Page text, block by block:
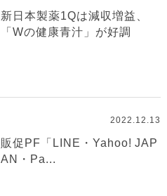
新日本製薬1Qは減収増益、
「Wの健康青汁」が好調
2022.12.13
販促PF「LINE・Yahoo! JAP
AN・Pa...